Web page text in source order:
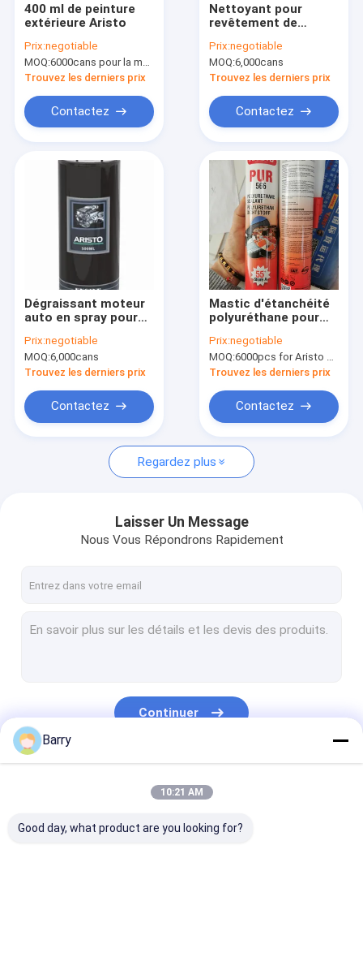
À propos de nous
Visite de l'usine
Contrôle de la qualité
peinture de jet de tissu
Peinture de jet de graffiti
peinture acrylique de pulvérisation
peinture en aérosol de marquage
stylo de marqueur
Spray mousse de PU
matériau d'étanchéité silicone
400 ml de peinture
extérieure Aristo
Prix:negotiable
MOQ:6000cans pour la marque d'Aristo, 15000cans pour la marque faite sur commande
Trouvez les derniers prix
Contactez
Nettoyant pour
revêtement de
Prix:negotiable
MOQ:6,000cans
Trouvez les derniers prix
Contactez
Dégraissant moteur
auto en spray pour
automobile
Prix:negotiable
MOQ:6,000cans
Trouvez les derniers prix
Contactez
Mastic d'étanchéité
polyuréthane pour
saucisses de 600 ml
pour des solutions
d'étanchéité flexibles
industrielles
Prix:negotiable
MOQ:6000pcs for Aristo brand, 12000pcs for customer brand
Trouvez les derniers prix
Contactez
Regardez plus
Laisser Un Message
Nous Vous Répondrons Rapidement
Continuer
Barry
10:21 AM
Good day, what product are you looking for?